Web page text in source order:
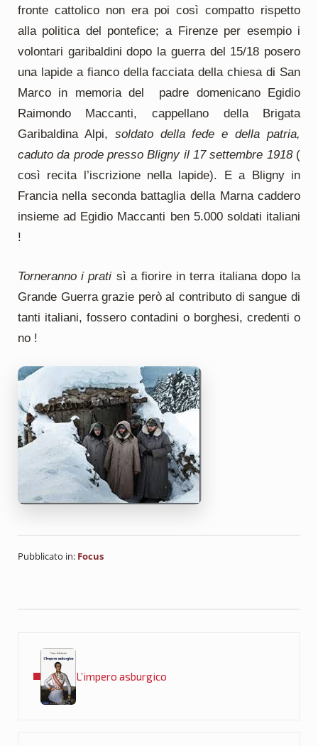
fronte cattolico non era poi così compatto rispetto
alla politica del pontefice; a Firenze per esempio i
volontari garibaldini dopo la guerra del 15/18 posero
una lapide a fianco della facciata della chiesa di San
Marco in memoria del padre domenicano Egidio
Raimondo Maccanti, cappellano della Brigata
Garibaldina Alpi, soldato della fede e della patria,
caduto da prode presso Bligny il 17 settembre 1918(
così recita l’iscrizione nella lapide). E a Bligny in
Francia nella seconda battaglia della Marna caddero
insieme ad Egidio Maccanti ben 5.000 soldati italiani
!
Torneranno i prati sì a fiorire in terra italiana dopo la
Grande Guerra grazie però al contributo di sangue di
tanti italiani, fossero contadini o borghesi, credenti o
no !
Pubblicato in: Focus
L’impero asburgico